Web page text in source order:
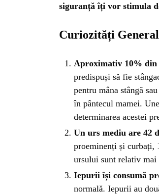
siguranță îți vor stimula
Curiozități
Aproximativ 10% din
predispuși să fie
pentru mâna stângă
în pântecul mamei.
determinarea acestei
Un urs mediu are 42
proeminenți și curbați,
ursului sunt relativ
Iepurii își consumă
normală. Iepurii au